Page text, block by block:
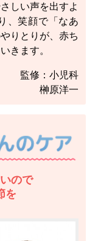
しい声を出すよ
、笑顔で「なあ
りとりが、赤ち
きます。
監修：小児科
榊原洋一
ので
を